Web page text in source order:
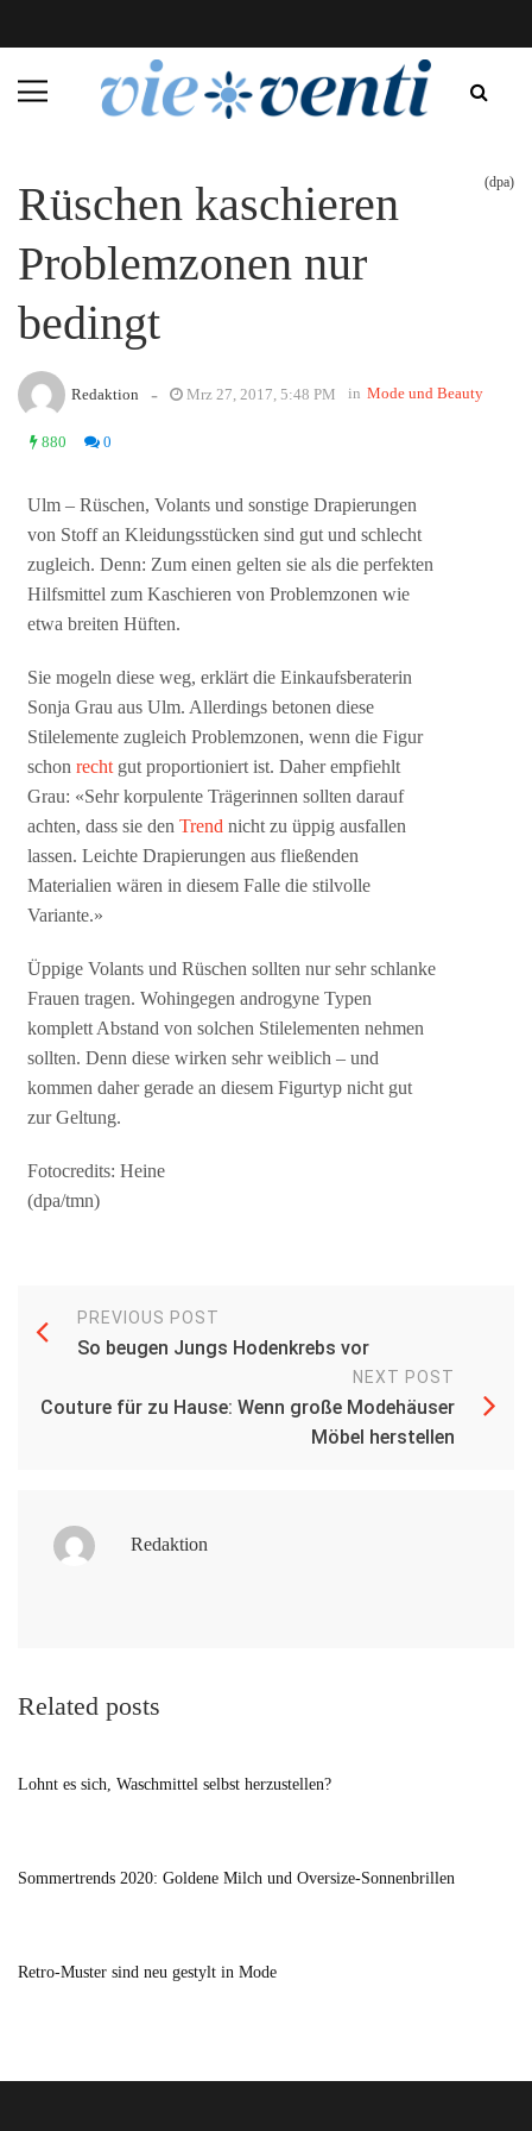
Rüschen kaschieren
Problemzonen nur
bedingt
(dpa)
Redaktion - Mrz 27, 2017, 5:48 PM in Mode und Beauty
880 0
Ulm – Rüschen, Volants und sonstige Drapierungen
von Stoff an Kleidungsstücken sind gut und schlecht
zugleich. Denn: Zum einen gelten sie als die perfekten
Hilfsmittel zum Kaschieren von Problemzonen wie
etwa breiten Hüften.
Sie mogeln diese weg, erklärt die Einkaufsberaterin
Sonja Grau aus Ulm. Allerdings betonen diese
Stilelemente zugleich Problemzonen, wenn die Figur
schonrecht gut proportioniert ist. Daher empfiehlt
Grau: «Sehr korpulente Trägerinnen sollten darauf
achten, dass sie denTrend nicht zu üppig ausfallen
lassen. Leichte Drapierungen aus fließenden
Materialien wären in diesem Falle die stilvolle
Variante.»
Üppige Volants und Rüschen sollten nur sehr schlanke
Frauen tragen. Wohingegen androgyne Typen
komplett Abstand von solchen Stilelementen nehmen
sollten. Denn diese wirken sehr weiblich – und
kommen daher gerade an diesem Figurtyp nicht gut
zur Geltung.
Fotocredits: Heine
(dpa/tmn)
PREVIOUS POST
So beugen Jungs Hodenkrebs vor
NEXT POST
Couture für zu Hause: Wenn große Modehäuser
Möbel herstellen
Redaktion
Related posts
Lohnt es sich, Waschmittel selbst herzustellen?
Sommertrends 2020: Goldene Milch und Oversize-Sonnenbrillen
Retro-Muster sind neu gestylt in Mode